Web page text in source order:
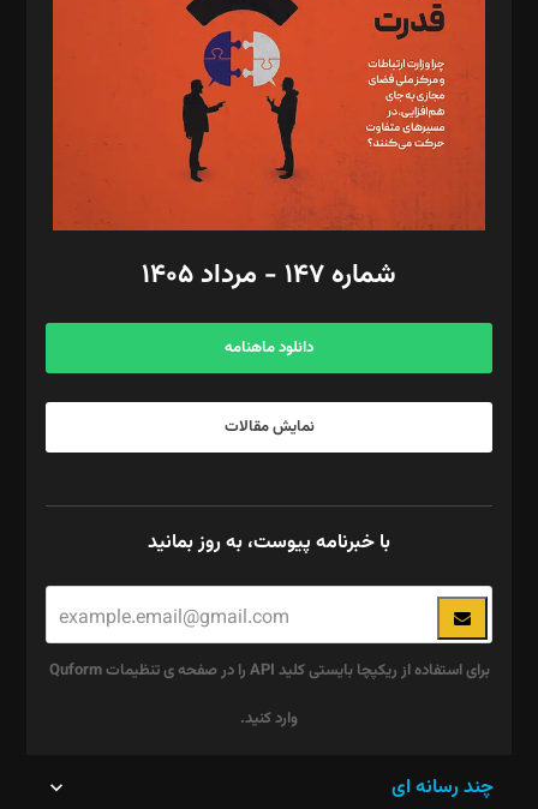
رستمی،مصطفی باستان
ویرایش: نگار استاد‌‌آقا
طراح یونیفرم: مجید توکلی
فیلمبرداری و عکاسی: امیر شفیعی، مانی لطفی زاده
گرافیک و صفحه‌آرایی: سید‌سبحان‌علی ثابت
مد‌یر توسعه تجاری: کامبیز برید‌
امور مالی: شاپور رهبری، محمد‌ کاظمی‌نیا
آگهی و مشترکین: ۰۹۱۹۹۹۹۰۴۵۴
شماره ۱۴۷ - مرداد ۱۴۰۵
دانلود ماهنامه
نمایش مقالات
با خبرنامه پیوست، به روز بمانید
برای استفاده از ریکپچا بایستی کلید API را در صفحه ی تنظیمات Quform
وارد کنید.
چند رسانه ای